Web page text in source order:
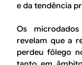
e da tendência
Os
revelam que a
perdeu fôlego